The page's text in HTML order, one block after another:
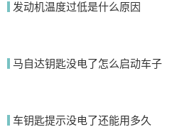
提交
发动机温度过低是什么原因
马自达钥匙没电了怎么启动车子
车钥匙提示没电了还能用多久